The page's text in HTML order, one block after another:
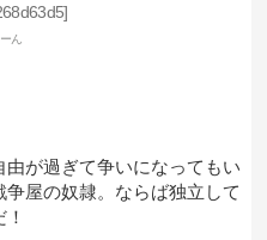
ん
が過ぎて争いになってもい
屋の奴隷。ならば独立して